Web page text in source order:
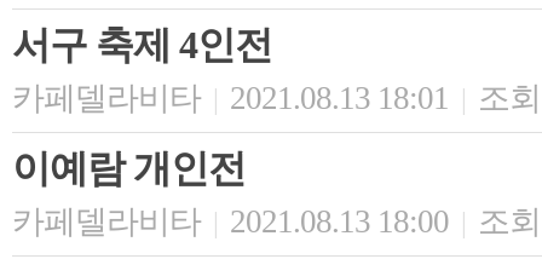
서구 축제 4인전
카페델라비타 | 2021.08.13 18:01 | 조
이예람 개인전
카페델라비타 | 2021.08.13 18:00 | 조